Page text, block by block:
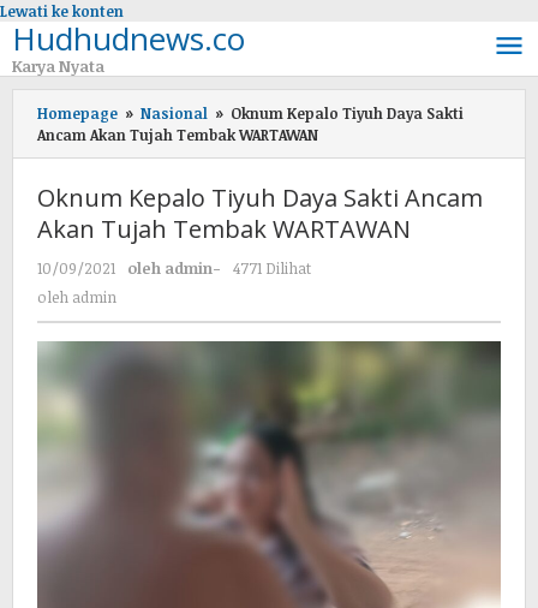
Lewati ke konten
Hudhudnews.co
Karya Nyata
Homepage » Nasional » Oknum Kepalo Tiyuh Daya Sakti
Ancam Akan Tujah Tembak WARTAWAN
Oknum Kepalo Tiyuh Daya Sakti Ancam
Akan Tujah Tembak WARTAWAN
10/09/2021 oleh admin-
4771 Dilihat
oleh admin